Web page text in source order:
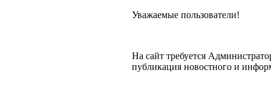
Уважаемые пользователи!
На сайт требуется
публикация новостного и